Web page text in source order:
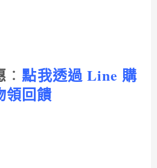
： 點我透過Line 購
領回饋